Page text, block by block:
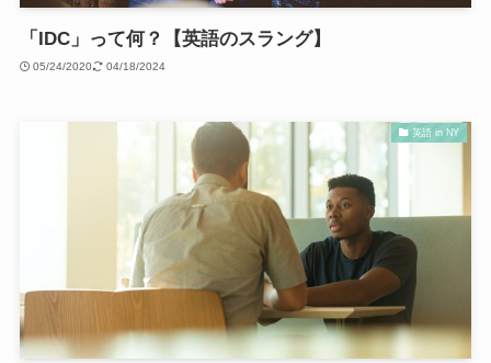
「IDC」って何？【英語のスラング】
05/24/2020 04/18/2024
英語 in NY